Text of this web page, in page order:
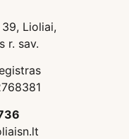
Lioliai,
r. sav.